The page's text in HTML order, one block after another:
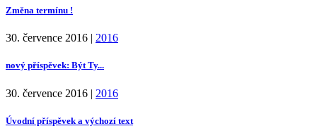
Změna termínu !
30. července 2016 | 2016
nový příspěvek: Být Ty...
30. července 2016 | 2016
Úvodní příspěvek a výchozí text